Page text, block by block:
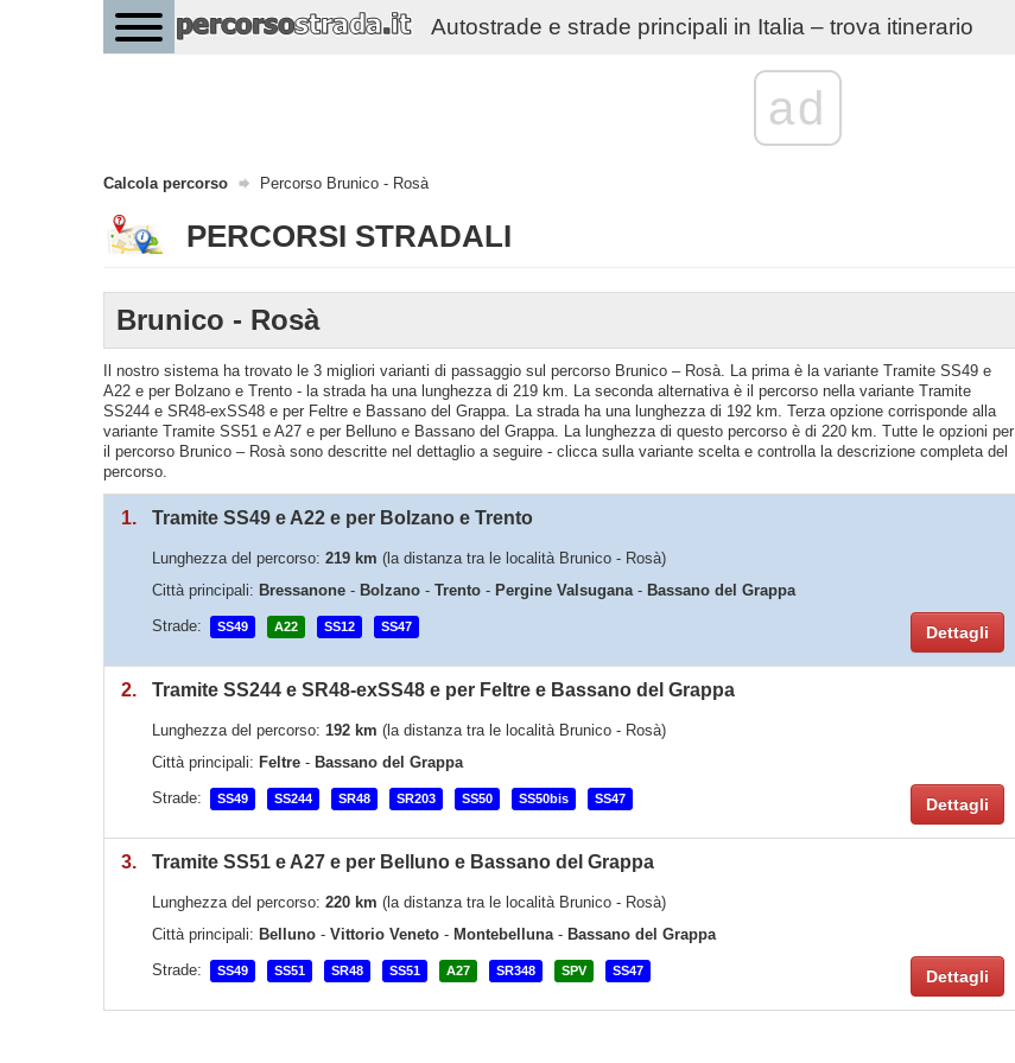
Autostrade e strade principali in Italia – trova itinerario
ad
Calcola percorso Percorso Brunico - Rosà
PERCORSI STRADALI
Brunico - Rosà
Il nostro sistema ha trovato le 3 migliori varianti di passaggio sul percorso Brunico – Rosà. La prima è la variante Tramite SS49 e
A22 e per Bolzano e Trento - la strada ha una lunghezza di 219 km. La seconda alternativa è il percorso nella variante Tramite
SS244 e SR48-exSS48 e per Feltre e Bassano del Grappa. La strada ha una lunghezza di 192 km. Terza opzione corrisponde alla
variante Tramite SS51 e A27 e per Belluno e Bassano del Grappa. La lunghezza di questo percorso è di 220 km. Tutte le opzioni per
il percorso Brunico – Rosà sono descritte nel dettaglio a seguire - clicca sulla variante scelta e controlla la descrizione completa del
percorso.
1. Tramite SS49 e A22 e per Bolzano e Trento
Lunghezza del percorso: 219 km (la distanza tra le località Brunico - Rosà)
Città principali: Bressanone - Bolzano - Trento - Pergine Valsugana- Bassano del Grappa
Strade:
SS49 A22 SS12 SS47 Dettagli
2. Tramite SS244 e SR48-exSS48 e per Feltre e Bassano del Grappa
Lunghezza del percorso: 192 km (la distanza tra le località Brunico - Rosà)
Città principali: Feltre - Bassano del Grappa
Strade:
SS49 SS244 SR48 SR203 SS50 SS50bis SS47 Dettagli
3. Tramite SS51 e A27 e per Belluno e Bassano del Grappa
Lunghezza del percorso: 220 km (la distanza tra le località Brunico - Rosà)
Città principali: Belluno - Vittorio Veneto - Montebelluna- Bassano del Grappa
Strade:
SS49 SS51 SR48 SS51 A27 SR348 SPV SS47 Dettagli